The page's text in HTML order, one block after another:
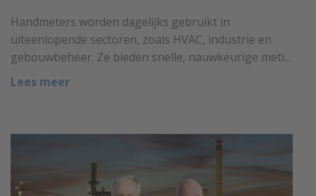
Handmeters worden dagelijks gebruikt in
uiteenlopende sectoren, zoals HVAC, industrie en
gebouwbeheer. Ze bieden snelle, nauwkeurige meti...
Lees meer